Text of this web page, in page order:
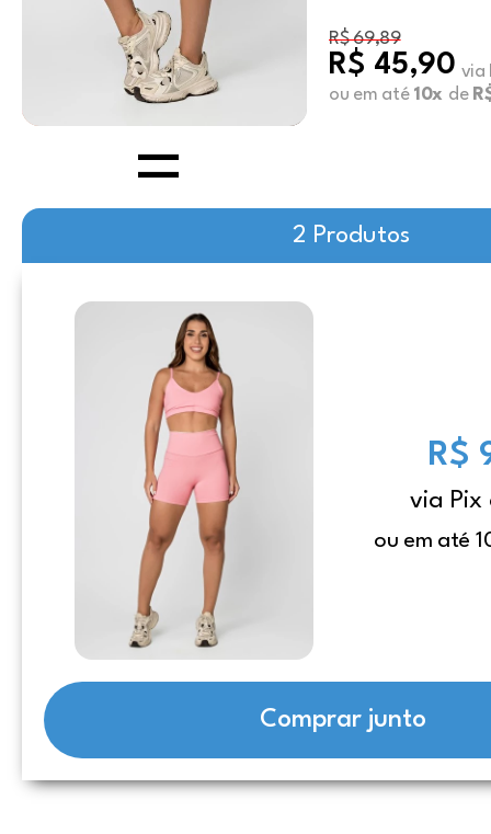
R$ 69,89
R$ 45,90 via
ou em até 10x de
2 Produtos
R$
via Pix
ou em até
Comprar junto